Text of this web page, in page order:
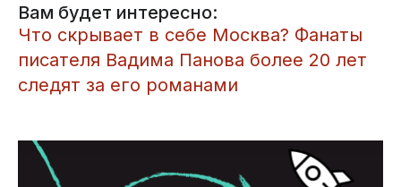
Вам будет интересно:
Что скрывает в себе Москва? Фанаты
писателя Вадима Панова более 20 лет
следят за его романами